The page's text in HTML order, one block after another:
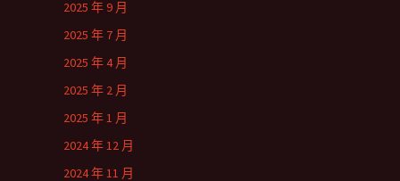
2025 年 9 月
2025 年 7 月
2025 年 4 月
2025 年 2 月
2025 年 1 月
2024 年 12 月
2024 年 11 月